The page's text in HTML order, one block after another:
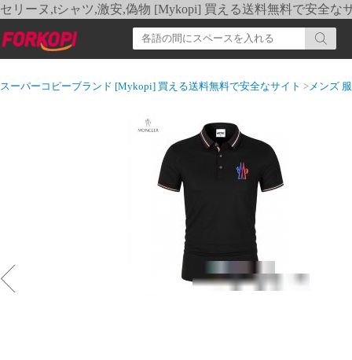
セリーヌ,tシャツ,激安,偽物 [Mykopi] 買える送料無料で安全な
スーパーコピーブランド [Mykopi] 買える送料無料で安全なサイト >メンズ 服